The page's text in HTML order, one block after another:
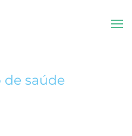
de saúde